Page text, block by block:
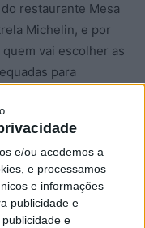
e/ou acedemos a
e processamos
e informações
publicidade e
e
restaurante Mesa
Michelin, e por
vai escolher as
para
mensal
terá em
a ocupação das oito